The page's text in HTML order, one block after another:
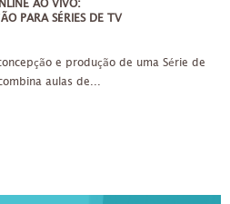
AO VIVO:
PARA SÉRIES DE TV
e produção de uma Série de
aulas de...